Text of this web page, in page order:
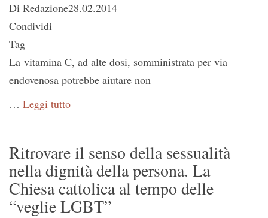
Di Redazione28.02.2014
Condividi
Tag
La vitamina C, ad alte dosi, somministrata per via
endovenosa potrebbe aiutare non
… Leggi tutto
Ritrovare il senso della sessualità
nella dignità della persona. La
Chiesa cattolica al tempo delle
“veglie LGBT”